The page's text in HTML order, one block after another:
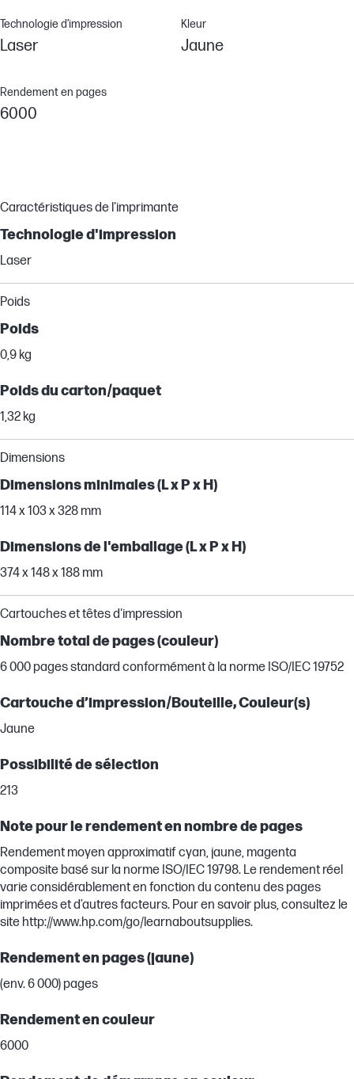
Technologie d’impression
Laser
Kleur
Jaune
Rendement en pages
6000
Caractéristiques de l'imprimante
Technologie d'impression
Laser
Poids
Poids
0,9 kg
Poids du carton/paquet
1,32 kg
Dimensions
Dimensions minimales (L x P x H)
114 x 103 x 328 mm
Dimensions de l'emballage (L x P x H)
374 x 148 x 188 mm
Cartouches et têtes d'impression
Nombre total de pages (couleur)
6 000 pages standard conformément à la norme ISO/IEC 19752
Cartouche d’impression/Bouteille, Couleur(s)
Jaune
Possibilité de sélection
213
Note pour le rendement en nombre de pages
Rendement moyen approximatif cyan, jaune, magenta
composite basé sur la norme ISO/IEC 19798. Le rendement réel
varie considérablement en fonction du contenu des pages
imprimées et d’autres facteurs. Pour en savoir plus, consultez le
site http://www.hp.com/go/learnaboutsupplies.
Rendement en pages (jaune)
(env. 6 000) pages
Rendement en couleur
6000